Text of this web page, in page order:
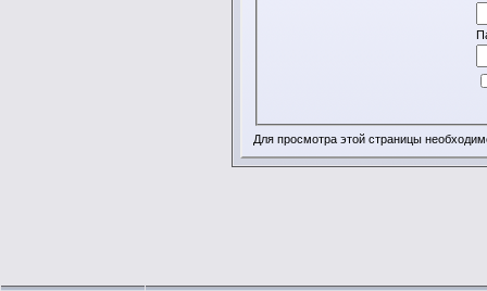
Для просмотра этой страницы